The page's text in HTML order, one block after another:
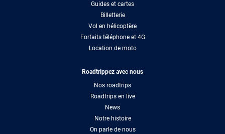
Guides et cartes
Billetterie
Vol en hélicoptère
Forfaits téléphone et 4G
Location de moto
Roadtrippez avec nous
Nos roadtrips
Roadtrips en live
News
Notre histoire
On parle de nous